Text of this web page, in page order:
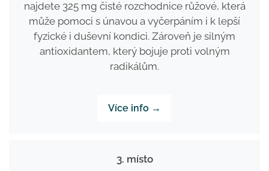
najdete 325 mg čisté rozchodnice růžové, která
může pomoci s únavou a vyčerpáním i k lepší
fyzické i duševní kondici. Zároveň je silným
antioxidantem, který bojuje proti volným
radikálům.
Více info →
3. místo